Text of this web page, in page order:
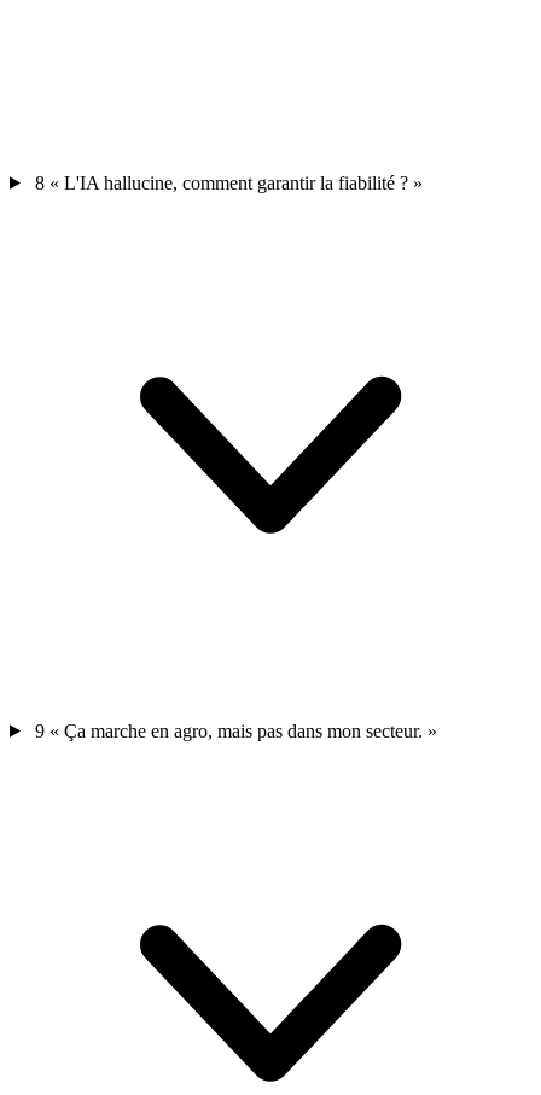
8 « L'IA hallucine, comment garantir la fiabilité ? »
9 « Ça marche en agro, mais pas dans mon secteur. »